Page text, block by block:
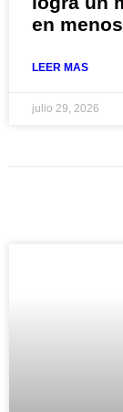
en
LEER MAS
julio 29, 2026